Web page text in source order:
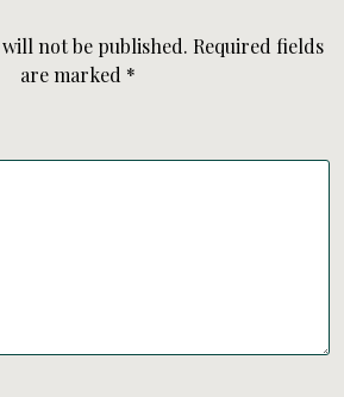
not be published. Required fields
are marked *